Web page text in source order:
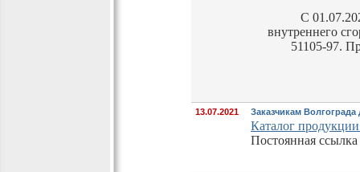
С
внутреннего
51105-97.
13.07.2021 Заказчикам
Каталог
Постоянная